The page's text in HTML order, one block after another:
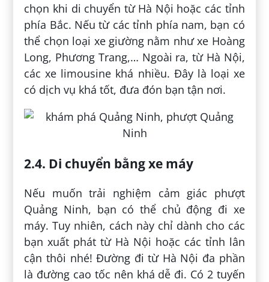
chọn khi di chuyển từ Hà Nội hoặc các tỉnh
phía Bắc. Nếu từ các tỉnh phía nam, bạn có
thể chọn loại xe giường nằm như xe Hoàng
Long, Phương Trang,… Ngoài ra, từ Hà Nội,
các xe limousine khá nhiều. Đây là loại xe
có dịch vụ khá tốt, đưa đón bạn tận nơi.
2.4. Di chuyển bằng xe máy
Nếu muốn trải nghiệm cảm giác phượt
Quảng Ninh, bạn có thể chủ động đi xe
máy. Tuy nhiên, cách này chỉ dành cho các
bạn xuất phát từ Hà Nội hoặc các tỉnh lân
cận thôi nhé! Đường đi từ Hà Nội đa phần
là đường cao tốc nên khá dễ đi. Có 2 tuyến